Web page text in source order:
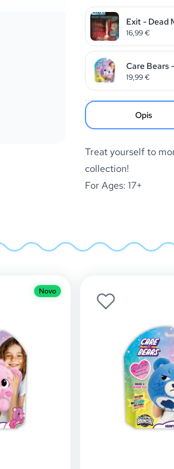
Exit - Dead
16,99€
Care Bears
19,99€
Opis
Treat yourself to
collection!
For Ages: 17+
Novo